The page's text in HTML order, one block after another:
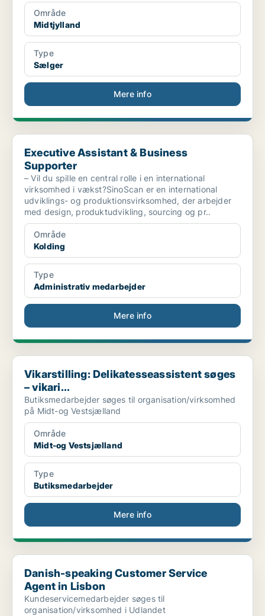
Område
Midtjylland
Type
Sælger
Mere info
Executive Assistant & Business Supporter
Executive Assistant & Business
Supporter
– Vil du spille en central rolle i en international
virksomhed i vækst?SinoScan er en international
udviklings- og produktionsvirksomhed, der arbejder
med design, produktudvikling, sourcing og pr..
Område
Kolding
Type
Administrativ medarbejder
Mere info
Vikarstilling: Delikatesseassistent søges – vikari...
Vikarstilling: Delikatesseassistent søges
– vikari...
Butiksmedarbejder søges til organisation/virksomhed
på Midt-og Vestsjælland
Område
Midt-og Vestsjælland
Type
Butiksmedarbejder
Mere info
Danish-speaking Customer Service Agent in Lisbon
Danish-speaking Customer Service
Agent in Lisbon
Kundeservicemedarbejder søges til
organisation/virksomhed i Udlandet